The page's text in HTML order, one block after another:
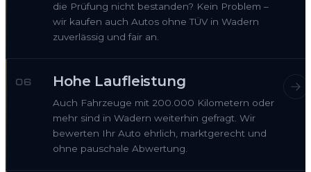
die Prüfung nicht bestanden? Kein Problem –
wir kaufen auch Autos ohne TÜV in Wadern
zuverlässig und fair an.
06 Hohe Laufleistung
Auch Fahrzeuge mit 200.000 Kilometern oder
mehr sind in Wadern weiterhin gefragt. Wir
bewerten Ihr Auto ehrlich, marktgerecht und
ohne pauschale Abwertung.